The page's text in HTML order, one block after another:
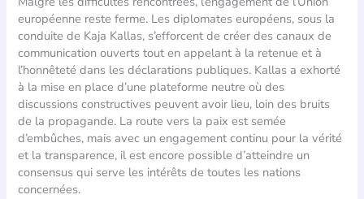
européenne reste ferme. Les diplomates européens, sous la
conduite de Kaja Kallas, s’efforcent de créer des canaux de
communication ouverts tout en appelant à la retenue et à
l’honnêteté dans les déclarations publiques. Kallas a exhorté
à la mise en place d’une plateforme neutre où des
discussions constructives peuvent avoir lieu, loin des bruits
de la propagande. La route vers la paix est semée
d’embûches, mais avec un engagement continu pour la vérité
et la transparence, il est encore possible d’atteindre un
consensus qui serve les intérêts de toutes les nations
concernées.